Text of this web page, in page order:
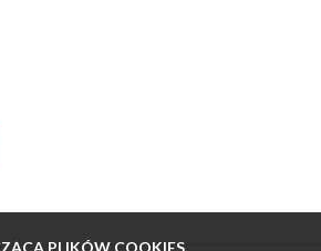
PLIKÓW COOKIES